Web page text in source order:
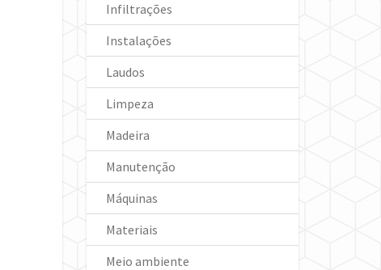
Infiltrações
Instalações
Laudos
Limpeza
Madeira
Manutenção
Máquinas
Materiais
Meio ambiente